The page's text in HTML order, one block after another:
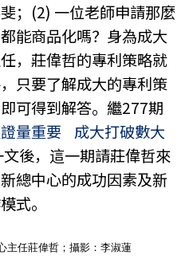
；(2) 一位老師申請那麼
能商品化嗎？身為成大
，莊偉哲的專利策略就
只要了解成大的專利策
可得到解答。繼277期
量重要 成大打破數大
後，這一期請莊偉哲來
總中心的成功因素及新
式。
主任莊偉哲；攝影：李淑蓮